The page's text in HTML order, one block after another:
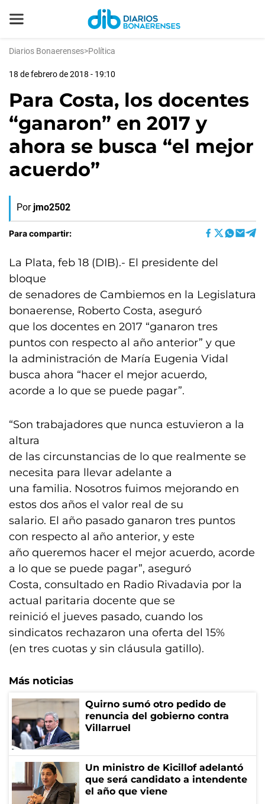
Diarios Bonaerenses>Política
18 de febrero de 2018 - 19:10
Para Costa, los docentes
“ganaron” en 2017 y
ahora se busca “el mejor
acuerdo”
Por jmo2502
Para compartir:
La Plata, feb 18 (DIB).- El presidente del
bloque
de senadores de Cambiemos en la Legislatura
bonaerense, Roberto Costa, aseguró
que los docentes en 2017 “ganaron tres
puntos con respecto al año anterior” y que
la administración de María Eugenia Vidal
busca ahora “hacer el mejor acuerdo,
acorde a lo que se puede pagar”.
“Son trabajadores que nunca estuvieron a la
altura
de las circunstancias de lo que realmente se
necesita para llevar adelante a
una familia. Nosotros fuimos mejorando en
estos dos años el valor real de su
salario. El año pasado ganaron tres puntos
con respecto al año anterior, y este
año queremos hacer el mejor acuerdo, acorde
a lo que se puede pagar”, aseguró
Costa, consultado en Radio Rivadavia por la
actual paritaria docente que se
reinició el jueves pasado, cuando los
sindicatos rechazaron una oferta del 15%
(en tres cuotas y sin cláusula gatillo).
Más noticias
Quirno sumó otro pedido de
renuncia del gobierno contra
Villarruel
Un ministro de Kicillof adelantó
que será candidato a intendente
el año que viene